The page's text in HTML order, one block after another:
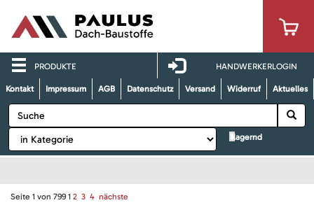
PRODUKTE HANDWERKERLOGIN
Kontakt Impressum AGB Datenschutz Versand Widerruf Aktuelles
lagernd
Seite 1 von 799 1 2 3 4 nächste